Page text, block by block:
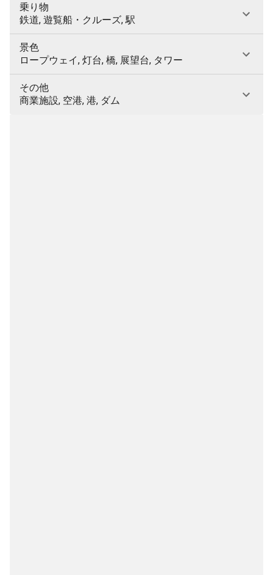
乗り物
鉄道, 遊覧船・クルーズ, 駅
景色
ロープウェイ, 灯台, 橋, 展望台, タワー
その他
商業施設, 空港, 港, ダム